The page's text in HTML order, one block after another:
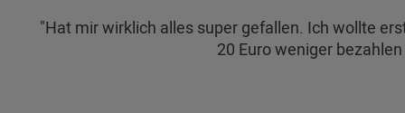
"Hat mir wirklich alles super gefallen. Ich wollte
20 Euro weniger